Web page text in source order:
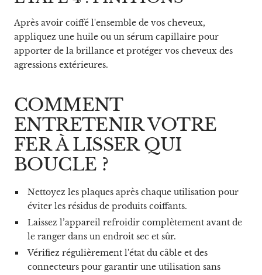
Après avoir coiffé l'ensemble de vos cheveux,
appliquez une huile ou un sérum capillaire pour
apporter de la brillance et protéger vos cheveux des
agressions extérieures.
COMMENT
ENTRETENIR VOTRE
FER À LISSER QUI
BOUCLE ?
Nettoyez les plaques après chaque utilisation pour
éviter les résidus de produits coiffants.
Laissez l’appareil refroidir complètement avant de
le ranger dans un endroit sec et sûr.
Vérifiez régulièrement l'état du câble et des
connecteurs pour garantir une utilisation sans